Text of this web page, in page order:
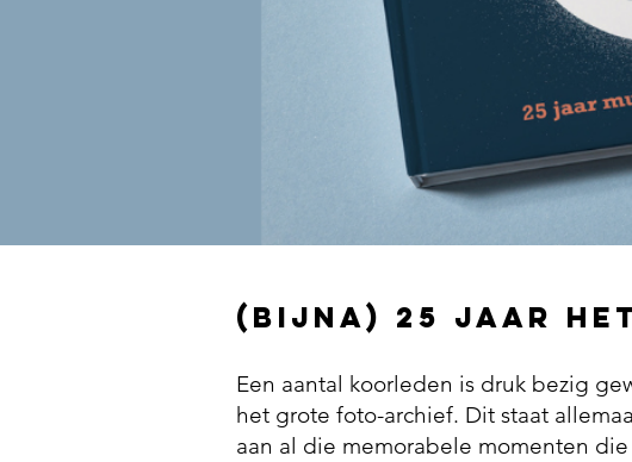
(bijna) 25 jaar
Een aantal koorleden is druk bezig
het grote foto-archief. Dit staat
aan al die memorabele momenten